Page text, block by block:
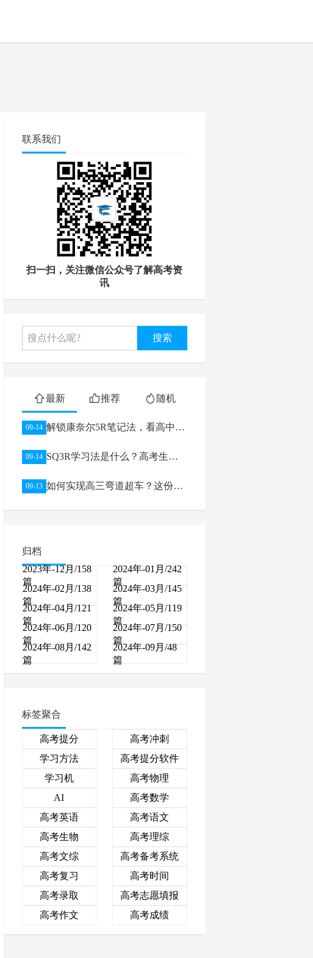
联系我们
扫一扫，关注微信公众号了解高考资
讯
搜索
最新 推荐 随机
09-14 解锁康奈尔5R笔记法，看高中生
09-14 SQ3R学习法是什么？高考生如
09-13 如何实现高三弯道超车？这份高
归档
2023年-12月/158
篇
2024年-01月/242
篇
2024年-02月/138
篇
2024年-03月/145
篇
2024年-04月/121
篇
2024年-05月/119
篇
2024年-06月/120
篇
2024年-07月/150
篇
2024年-08月/142
篇
2024年-09月/48
篇
标签聚合
高考提分
高考冲刺
学习方法
高考提分软件
学习机
高考物理
AI
高考数学
高考英语
高考语文
高考生物
高考理综
高考文综
高考备考系统
高考复习
高考时间
高考录取
高考志愿填报
高考作文
高考成绩